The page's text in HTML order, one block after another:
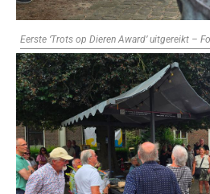
Eerste ‘Trots op Dieren Award’ uitgereikt –